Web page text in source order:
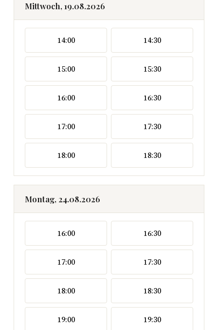
Mittwoch, 19.08.2026
14:00 14:30
15:00 15:30
16:00 16:30
17:00 17:30
18:00 18:30
Montag, 24.08.2026
16:00 16:30
17:00 17:30
18:00 18:30
19:00 19:30